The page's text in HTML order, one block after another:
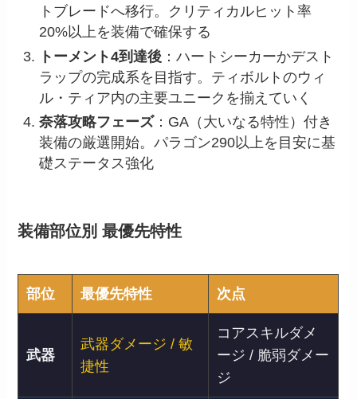
トブレードへ移行。クリティカルヒット率
20%以上を装備で確保する
トーメント4到達後 ：ハートシーカーかデスト
ラップの完成系を目指す。ティボルトのウィ
ル・ティア内の主要ユニークを揃えていく
奈落攻略フェーズ：GA（大いなる特性）付き
装備の厳選開始。パラゴン290以上を目安に基
礎ステータス強化
装備部位別 最優先特性
部位 最優先特性 次点
武器
武器ダメージ / 敏
捷性
コアスキルダメ
ージ / 脆弱ダメー
ジ